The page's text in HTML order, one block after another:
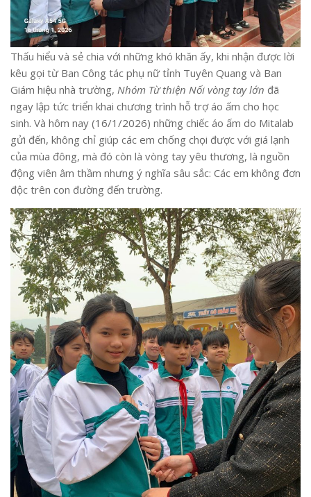
Thấu hiểu và sẻ chia với những khó khăn ấy, khi nhận được lời
kêu gọi từ Ban Công tác phụ nữ tỉnh Tuyên Quang và Ban
Giám hiệu nhà trường, Nhóm Từ thiện Nối vòng tay lớn đã
ngay lập tức triển khai chương trình hỗ trợ áo ấm cho học
sinh. Và hôm nay (16/1/2026) những chiếc áo ấm do Mitalab
gửi đến, không chỉ giúp các em chống chọi được với giá lạnh
của mùa đông, mà đó còn là vòng tay yêu thương, là nguồn
động viên âm thầm nhưng ý nghĩa sâu sắc: Các em không đơn
độc trên con đường đến trường.